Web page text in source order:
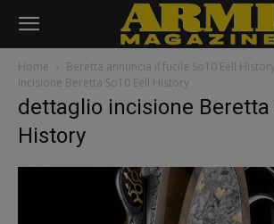
Home Beretta annuncia il fucile So10 Eell
incisione Beretta So10 Eell History
dettaglio incisione Beretta
History